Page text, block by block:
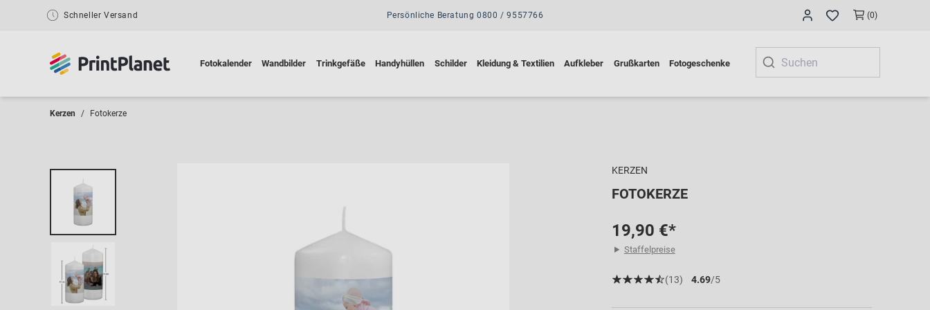
Schneller Versand (0)
Fotokalender Wandbilder Trinkgefäße Handyhüllen Schilder Kleidung & Textilien Aufkleber Grußkarten Fotogeschenke
Persönliche Beratung 0800 / 9557766
Kerzen Fotokerze
KERZEN
FOTOKERZE
19,90 €*
Staffelpreise
(13) 4.69/5